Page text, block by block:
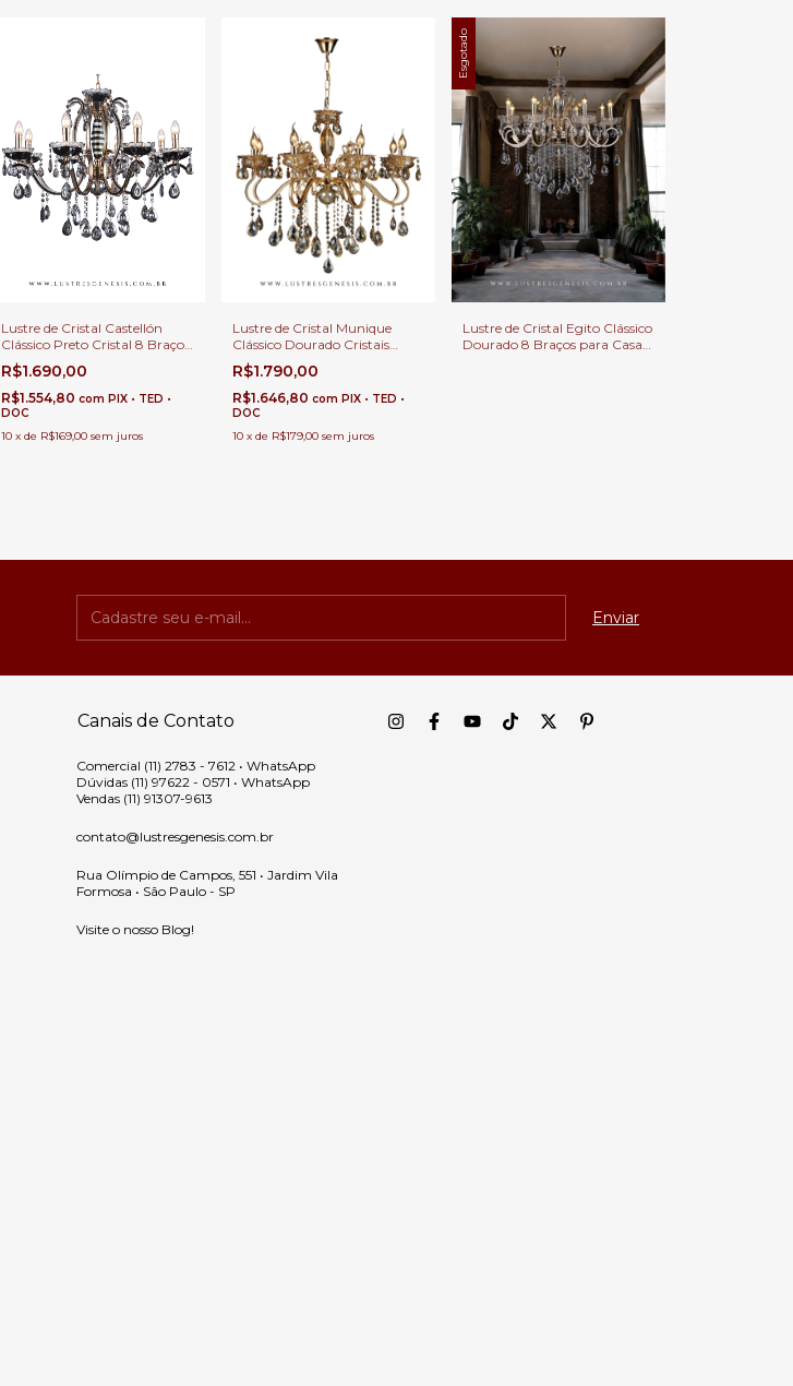
Lustre de Cristal Castellón
Clássico Preto Cristal 8 Braços
para Casas com Pé Direito
Duplo e Buffet
R$1.690,00
R$1.554,80com PIX • TED •
DOC
10 xde R$169,00 sem juros
Lustre de Cristal Munique
Clássico Dourado Cristais
Transparente 8 Braços para
Casas com Pé Direito Duplo e
Buffet
R$1.790,00
R$1.646,80 com PIX • TED •
DOC
10 x de R$179,00 sem juros
Esgotado
Lustre de Cristal Egito Clássico
Dourado 8 Braços para Casas
Canais de Contato
Comercial (11) 2783 - 7612 • WhatsApp
Dúvidas (11) 97622 - 0571 • WhatsApp
Vendas (11) 91307-9613
contato@lustresgenesis.com.br
Rua Olímpio de Campos, 551 • Jardim Vila
Formosa • São Paulo - SP
Visite o nosso Blog!